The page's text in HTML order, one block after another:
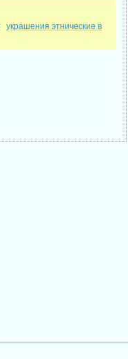
украшения этнические в